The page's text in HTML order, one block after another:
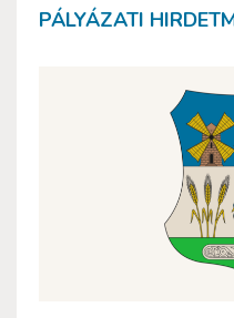
PÁLYÁZATI